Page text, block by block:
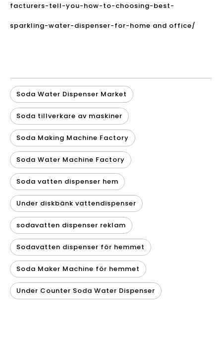
facturers-tell-you-how-to-choosing-best-
sparkling-water-dispenser-for-home and office/
Soda Water Dispenser Market
Soda tillverkare av maskiner
Soda Making Machine Factory
Soda Water Machine Factory
Soda vatten dispenser hem
Under diskbänk vattendispenser
sodavatten dispenser reklam
Sodavatten dispenser för hemmet
Soda Maker Machine för hemmet
Under Counter Soda Water Dispenser